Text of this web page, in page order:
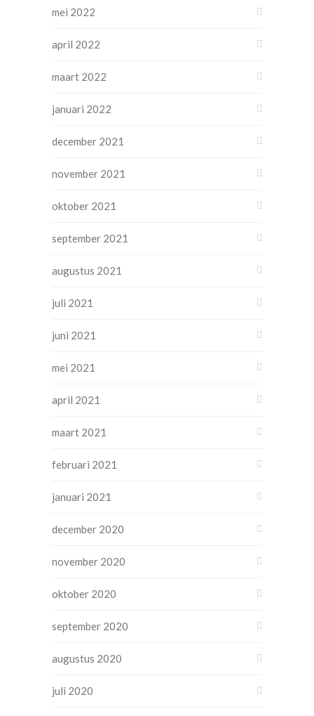
mei 2022
april 2022
maart 2022
januari 2022
december 2021
november 2021
oktober 2021
september 2021
augustus 2021
juli 2021
juni 2021
mei 2021
april 2021
maart 2021
februari 2021
januari 2021
december 2020
november 2020
oktober 2020
september 2020
augustus 2020
juli 2020